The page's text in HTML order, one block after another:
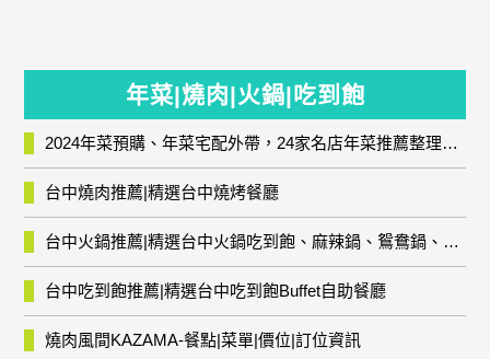
年菜|燒肉|火鍋|吃到飽
2024年菜預購、年菜宅配外帶，24家名店年菜推薦整理，圍爐輕鬆上菜團圓趣
台中燒肉推薦|精選台中燒烤餐廳
台中火鍋推薦|精選台中火鍋吃到飽、麻辣鍋、鴛鴦鍋、石頭火鍋、酸菜白肉鍋、海鮮鍋、燒酒雞、麻油雞、壽喜燒等熱門人氣火鍋店!
台中吃到飽推薦|精選台中吃到飽Buffet自助餐廳
燒肉風間KAZAMA-餐點|菜單|價位|訂位資訊